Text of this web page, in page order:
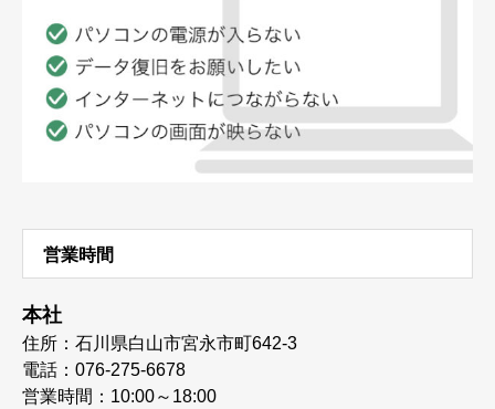
営業時間
本社
住所：石川県白山市宮永市町642-3
電話：076-275-6678
営業時間：10:00～18:00